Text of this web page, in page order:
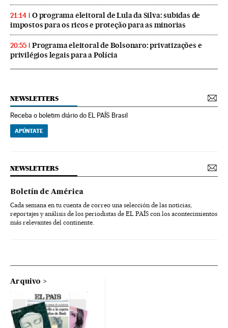
21:14
O programa eleitoral de Lula da Silva: subidas de
impostos para os ricos e proteção para as minorias
20:55
Programa eleitoral de Bolsonaro: privatizações e
privilégios legais para a Polícia
NEWSLETTERS
Receba o boletim diário do EL PAÍS Brasil
APÚNTATE
NEWSLETTERS
Boletín de América
Cada semana en tu cuenta de correo una selección de las noticias,
reportajes y análisis de los periodistas de EL PAÍS con los acontecimientos
más relevantes del continente.
Arquivo